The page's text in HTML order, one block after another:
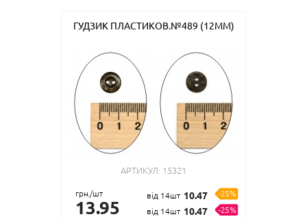
ГУДЗИК ПЛАСТИКОВ.№489 (12ММ)
АРТИКУЛ: 15321
грн./шт
13.95
від 14шт 10.47
-25%
від 14шт 10.47 -25%